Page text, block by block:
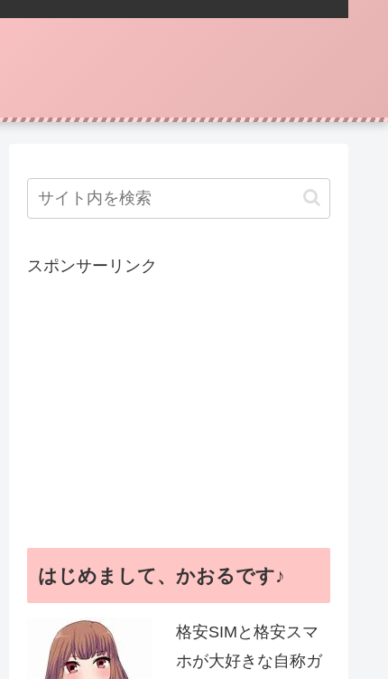
スポンサーリンク
はじめまして、かおるです♪
格安SIMと格安スマ
ホが大好きな自称ガ